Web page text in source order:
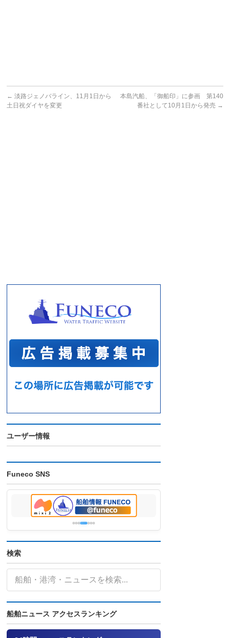
← 淡路ジェノバライン、11月1日から
土日祝ダイヤを変更
本島汽船、「御船印」に参画 第140
番社として10月1日から発売 →
ユーザー情報
Funeco SNS
検索
船舶ニュース アクセスランキング